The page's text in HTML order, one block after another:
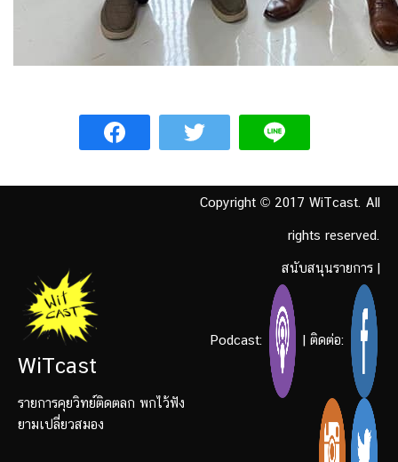
WiTcast
รายการคุยวิทย์ติดตลก พกไว้ฟัง
ยามเปลี่ยวสมอง
Copyright © 2017 WiTcast. All
rights reserved.
สนับสนุนรายการ |
Podcast: | ติดต่อ: